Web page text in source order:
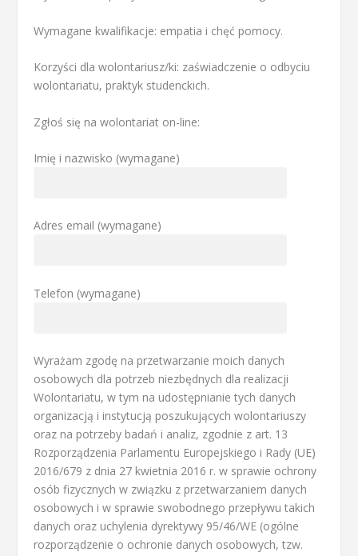
Wymagane kwalifikacje: empatia i chęć pomocy.
Korzyści dla wolontariusz/ki: zaświadczenie o odbyciu
wolontariatu, praktyk studenckich.
Zgłoś się na wolontariat on-line:
Imię i nazwisko (wymagane)
Adres email (wymagane)
Telefon (wymagane)
Wyrażam zgodę na przetwarzanie moich danych
osobowych dla potrzeb niezbędnych dla realizacji
Wolontariatu, w tym na udostępnianie tych danych
organizacją i instytucją poszukujących wolontariuszy
oraz na potrzeby badań i analiz, zgodnie z art. 13
Rozporządzenia Parlamentu Europejskiego i Rady (UE)
2016/679 z dnia 27 kwietnia 2016 r. w sprawie ochrony
osób fizycznych w związku z przetwarzaniem danych
osobowych i w sprawie swobodnego przepływu takich
danych oraz uchylenia dyrektywy 95/46/WE (ogólne
rozporządzenie o ochronie danych osobowych, tzw.